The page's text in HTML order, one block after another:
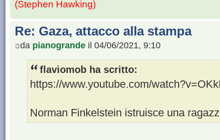
(Stephen Hawking)
Re: Gaza, attacco alla stampa
da pianogrande il 04/06/2021, 9:10
flaviomob ha scritto:
https://www.youtube.com/
Norman Finkelstein istruisce una